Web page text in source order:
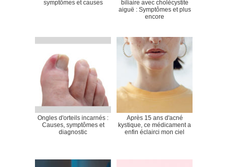
symptômes et causes
biliaire avec cholécystite
aiguë : Symptômes et plus
encore
Ongles d'orteils incarnés :
Causes, symptômes et
diagnostic
Après 15 ans d'acné
kystique, ce médicament a
enfin éclairci mon ciel